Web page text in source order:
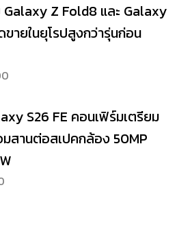
Galaxy Z Fold8 และ Galaxy
ายในยุโรปสูงกว่ารุ่นก่อน
S26 FE คอนเฟิร์มเตรียม
สานต่อสเปคกล้อง 50MP